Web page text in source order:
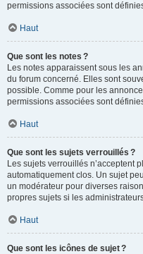
permissions associées sont
Haut
Que sont les notes ?
Les notes apparaissent sous les
du forum concerné. Elles sont
possible. Comme pour les
permissions associées sont
Haut
Que sont les sujets verrouillés ?
Les sujets verrouillés n’acceptent
automatiquement clos. Un sujet
un modérateur pour diverses
propres sujets si les
Haut
Que sont les icônes de sujet ?